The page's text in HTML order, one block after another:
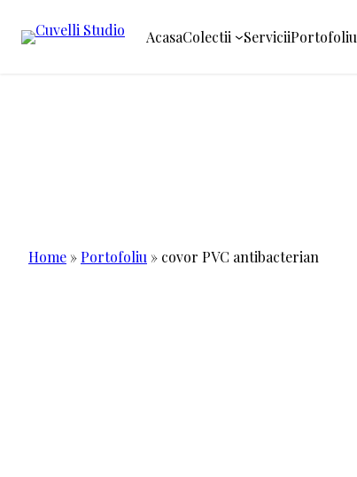
AcasaColectii ServiciiPortofoliu
Home » Portofoliu » covor PVC antibacterian